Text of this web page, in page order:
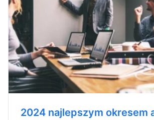
2024 najlepszym okresem